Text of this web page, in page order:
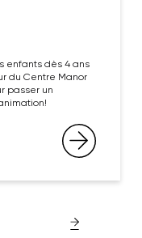
enfants dès 4 ans
du Centre Manor
passer un